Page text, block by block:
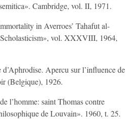
Cambridge, vol. II, 1971.
in Averroes’ Tahafut al-
vol. XXXVIII, 1964,
d’Aphrodise. Apercu sur l’influence de
(Belgique), 1926.
l’homme: saint Thomas contre
de Louvain». 1960, t. 25.